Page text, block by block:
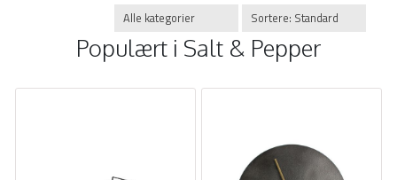
Populært i Salt & Pepper